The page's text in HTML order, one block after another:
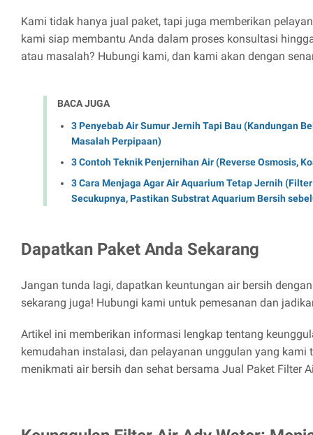
Kami tidak hanya jual paket, tapi juga memberikan
kami siap membantu Anda dalam proses konsultasi
atau masalah? Hubungi kami, dan kami akan dengan
BACA JUGA
3 Penyebab Air Sumur Jernih Tapi Bau (Kandungan
Masalah Perpipaan)
3 Contoh Teknik Penjernihan Air (Reverse Osmosis,
3 Cara Menjaga Agar Air Aquarium Tetap Jernih
Secukupnya, Pastikan Substrat Aquarium Bersih
Dapatkan Paket Anda Sekarang
Jangan tunda lagi, dapatkan keuntungan air bersih
sekarang juga! Hubungi kami untuk pemesanan dan
Artikel ini memberikan informasi lengkap tentang
kemudahan instalasi, dan pelayanan unggulan yang kami
menikmati air bersih dan sehat bersama Jual Paket Filter